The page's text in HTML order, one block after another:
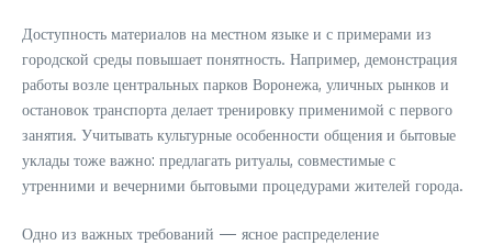
Доступность материалов на местном языке и с примерами из
городской среды повышает понятность. Например, демонстрация
работы возле центральных парков Воронежа, уличных рынков и
остановок транспорта делает тренировку применимой с первого
занятия. Учитывать культурные особенности общения и бытовые
уклады тоже важно: предлагать ритуалы, совместимые с
утренними и вечерними бытовыми процедурами жителей города.
Одно из важных требований — ясное распределение